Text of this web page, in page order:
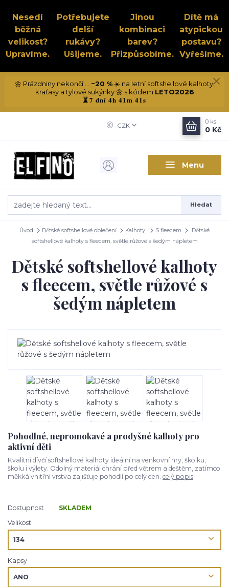
Nesedí
běžná
velikost?
Upravíme.
Potřebujete
delší
rukávy?
Ušijeme.
Jinou
kombinaci
barev?
Přizpůsobíme.
Dítě má
atypickou
postavu?
Vyřešíme.
🌼 Prázdniny nekončí ... −20 %☀️ na letní softshellové kalhoty,
kraťasy a tylové sukýnky 🌼 s kódem LETO2026
⏳7 dní 4h 41m 40s
Menu
CZK
Hledat
0 ks
0 Kč
Úvod Dětské softshellové oblečení Kalhoty S fleecem
Dětské
softshellové kalhoty s fleecem, světle růžové s šedým nápletem
Dětské softshellové kalhoty
s fleecem, světle růžové s
šedým nápletem
Pohodlné, nepromokavé a prodyšné kalhoty pro
aktivní děti
Kvalitní dívčí softshellové kalhoty ideální na venkovní hry, školku,
školu i výlety. Odolný materiál chrání před větrem a deštěm, zatímco
měkká vnitřní vrstva zajišťuje pohodlí po celý den. celý popis
Dostupnost
SKLADEM
Velikost
Kapsy